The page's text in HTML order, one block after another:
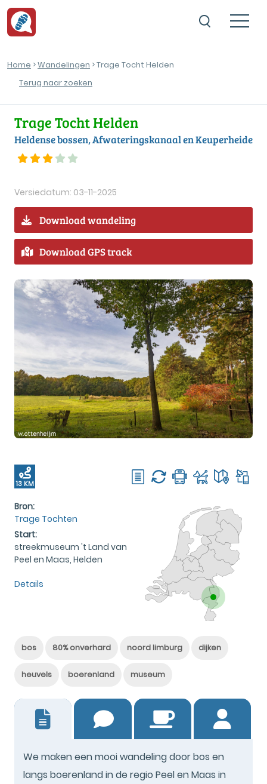
Home >Wandelingen > Trage Tocht Helden
Terug naar zoeken
Trage Tocht Helden
Heldense bossen, Afwateringskanaal en Keuperheide
Versiedatum: 03-11-2025
Download wandeling
Download GPS track
13 KM
Bron:
Trage Tochten
Start:
streekmuseum 't Land van
Peel en Maas, Helden
Details
bos 80% onverhard noord limburg dijken
heuvels boerenland museum
We maken een mooi wandeling door bos en
langs boerenland in de regio Peel en Maas in